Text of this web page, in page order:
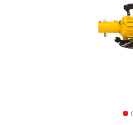
ВХОД ИЛИ РЕГИСТРАЦИЯ